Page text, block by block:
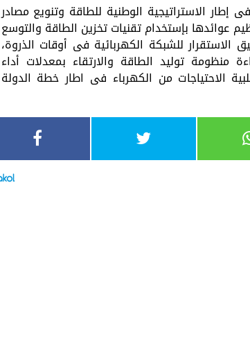
الاستراتيجية الوطنية للطاقة وتنويع مصادر
عوائدها بإستخدام تقنيات تخزين الطاقة والتوسع
للشبكة الكهربائية فى أوقات الذروة،
منظومة توليد الطاقة والارتقاء بمعدلات أداء
الاحتياجات من الكهرباء فى اطار خطة الدولة